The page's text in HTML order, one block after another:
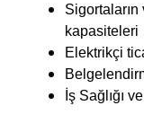
kapasiteleri
Elektrikçi
İş Sağlığı